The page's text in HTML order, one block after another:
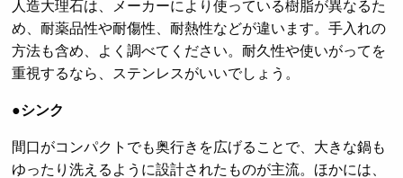
人造大理石は、メーカーにより使っている樹脂が異なるた
め、耐薬品性や耐傷性、耐熱性などが違います。手入れの
方法も含め、よく調べてください。耐久性や使いがってを
重視するなら、ステンレスがいいでしょう。
●シンク
間口がコンパクトでも奥行きを広げることで、大きな鍋も
ゆったり洗えるように設計されたものが主流。ほかには、